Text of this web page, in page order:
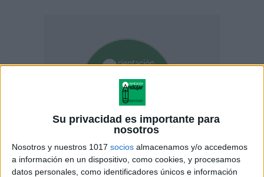
Su privacidad es importante para
nosotros
Nosotros y nuestros 1017 socios almacenamos y/o accedemos
a información en un dispositivo, como cookies, y procesamos
datos personales, como identificadores únicos e información